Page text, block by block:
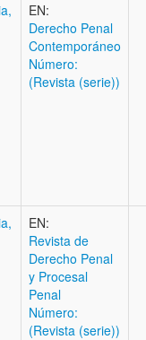
EN:
Derecho Penal
Contemporáneo
Número:
(Revista (serie))
EN:
Revista de
Derecho Penal
y Procesal
Penal
Número:
(Revista (serie))